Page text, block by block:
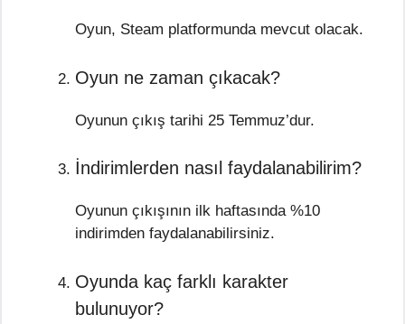
Oyun, Steam platformunda mevcut olacak.
Oyun ne zaman çıkacak?
Oyunun çıkış tarihi 25 Temmuz’dur.
İndirimlerden nasıl faydalanabilirim?
Oyunun çıkışının ilk haftasında %10
indirimden faydalanabilirsiniz.
Oyunda kaç farklı karakter
bulunuyor?